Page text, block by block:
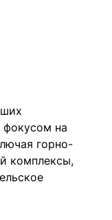
фокусом на
горно-
комплексы,